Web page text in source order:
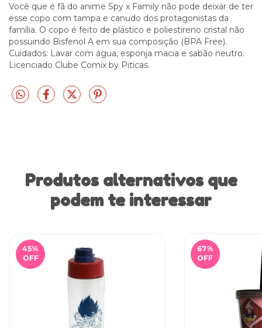
Você que é fã do anime Spy x Family não pode deixar de ter
esse copo com tampa e canudo dos protagonistas da
família. O copo é feito de plástico e poliestireno cristal não
possuindo Bisfenol A em sua composição (BPA Free).
Cuidados: Lavar com água, esponja macia e sabão neutro.
Licenciado Clube Comix by Piticas.
Produtos alternativos que
podem te interessar
45%
OFF
67%
OFF